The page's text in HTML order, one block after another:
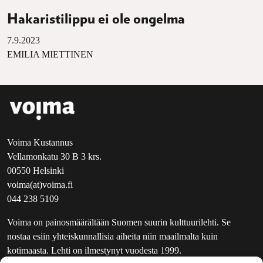
Hakaristilippu ei ole ongelma
7.9.2023
EMILIA MIETTINEN
Voima Kustannus
Vellamonkatu 30 B 3 krs.
00550 Helsinki
voima(at)voima.fi
044 238 5109
Voima on painosmäärältään Suomen suurin kulttuurilehti. Se
nostaa esiin yhteiskunnallisia aiheita niin maailmalta kuin
kotimaasta. Lehti on ilmestynyt vuodesta 1999.